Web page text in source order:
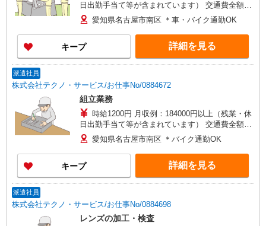
日出勤手当て等が含まれています） 交通費全額支
給 愛知県名古屋市南区 ＊車・バイク通勤OK
キープ 詳細を見る
派遣社員
株式会社テクノ・サービス/お仕事No/0884672
組立業務
時給1200円 月収例：184000円以上（残業・休
日出勤手当て等が含まれています） 交通費全額支
給 愛知県名古屋市南区 ＊バイク通勤OK
キープ 詳細を見る
派遣社員
株式会社テクノ・サービス/お仕事No/0884698
レンズの加工・検査